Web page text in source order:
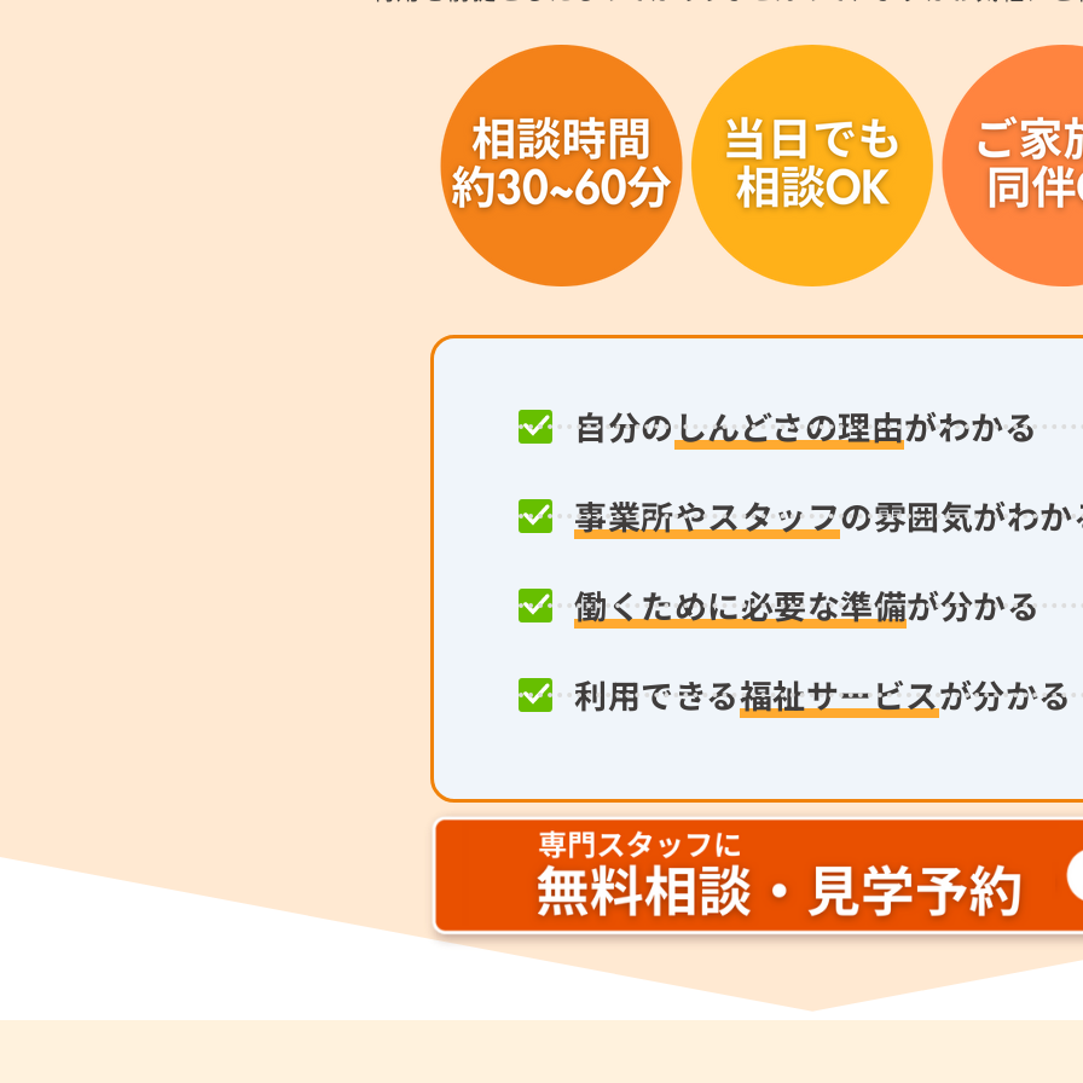
自分のしんどさの理由がわかる
事業所やスタッフの雰囲気がわか
働くために必要な準備が分かる
利用できる福祉サービスが分かる